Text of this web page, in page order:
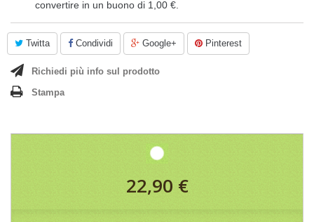
convertire in un buono di 1,00 €
Twitta Condividi Google+ Pinterest
Richiedi più info sul prodotto
Stampa
22,90 €